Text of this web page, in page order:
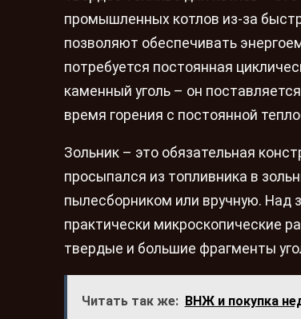
промышленных котлов из-за
позволяют обеспечивать
потребуется постоянная
каменный уголь – он
время горения с постоянной
Зольник – это обязательная
просыпался из топливника в
пылесборником или вручную. Над
практически микроскопические
твердые и большие фрагменты
Читать так же: ВНЖ и покупка